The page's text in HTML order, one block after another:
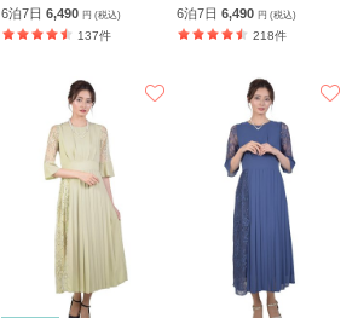
6泊7日6,490円 (税込)
137件
6泊7日6,490円 (税込)
218件